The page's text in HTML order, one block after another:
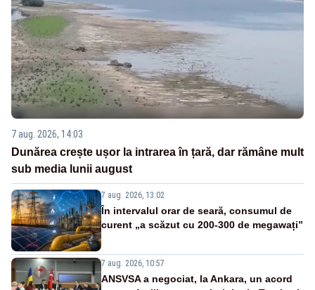
7 aug. 2026, 14:03
Dunărea crește ușor la intrarea în țară, dar rămâne mult
sub media lunii august
7 aug. 2026, 13:02
În intervalul orar de seară, consumul de
curent „a scăzut cu 200-300 de megawați”
7 aug. 2026, 10:57
ANSVSA a negociat, la Ankara, un acord